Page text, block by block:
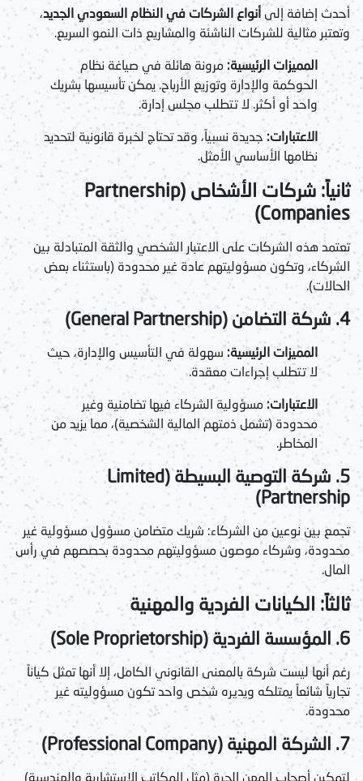
أحدث إضافة إلى أنواع الشركات في النظام السعودي الجديد،
وتعتبر مثالية للشركات الناشئة والمشاريع ذات النمو السريع.
المميزات الرئيسية: مرونة هائلة في صياغة نظام
الحوكمة والإدارة وتوزيع الأرباح. يمكن تأسيسها بشريك
واحد أو أكثر. لا تتطلب مجلس إدارة.
الاعتبارات:جديدة نسبياً، وقد تحتاج لخبرة قانونية لتحديد
نظامها الأساسي الأمثل.
ثانياً: شركات الأشخاص (Partnership
Companies)
تعتمد هذه الشركات على الاعتبار الشخصي والثقة المتبادلة بين
الشركاء، وتكون مسؤوليتهم عادة غير محدودة (باستثناء بعض
الحالات).
4. شركة التضامن (General Partnership)
المميزات الرئيسية:سهولة في التأسيس والإدارة، حيث
لا تتطلب إجراءات معقدة.
الاعتبارات: مسؤولية الشركاء فيها تضامنية وغير
محدودة (تشمل ذمتهم المالية الشخصية)، مما يزيد من
المخاطر.
5. شركة التوصية البسيطة (Limited
Partnership)
تجمع بين نوعين من الشركاء: شريك متضامن مسؤول مسؤولية غير
محدودة، وشركاء موصون مسؤوليتهم محدودة بحصصهم في رأس
المال.
ثالثاً: الكيانات الفردية والمهنية
6. المؤسسة الفردية (Sole Proprietorship)
رغم أنها ليست شركة بالمعنى القانوني الكامل، إلا أنها تمثل كياناً
تجارياً شائعاً يمتلكه ويديره شخص واحد تكون مسؤوليته غير
محدودة.
7. الشركة المهنية (Professional Company)
لتمكين أصحاب المهن الحرة (مثل المكاتب الاستشارية والهندسية)